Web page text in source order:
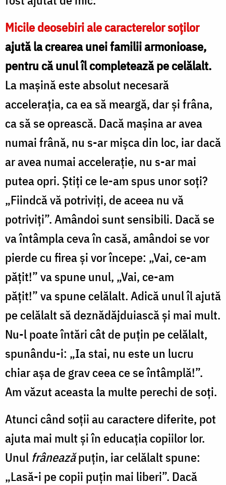
Micile deosebiri ale caracterelor soţilor
ajută la crearea unei familii armonioase,
pentru că unul îl com­pletează pe celălalt.
La maşină este absolut necesară
acceleraţia, ca ea să meargă, dar şi frâna,
ca să se oprească. Dacă maşina ar avea
numai frână, nu s-ar mişca din loc, iar dacă
ar avea numai acceleraţie, nu s-ar mai
putea opri. Ştiţi ce le-am spus unor soţi?
„Fiindcă vă potriviţi, de aceea nu vă
potriviţi”. Amândoi sunt sensibili. Dacă se
va întâmpla ceva în casă, amân­doi se vor
pierde cu firea şi vor începe: „Vai, ce-am
păţit!” va spune unul, „Vai, ce-am
păţit!” va spune celălalt. Adică unul îl ajută
pe celălalt să deznădăjduiască şi mai mult.
Nu-l poate întări cât de puţin pe celălalt,
spunându-i: „Ia stai, nu este un lucru
chiar aşa de grav ceea ce se întâmplă!”.
Am văzut aceasta la multe perechi de soţi.
Atunci când soţii au caractere diferite, pot
ajuta mai mult şi în educaţia copiilor lor.
Unul frâneazăpuţin, iar celălalt spune:
„Lasă-i pe copii puţin mai liberi”. Dacă